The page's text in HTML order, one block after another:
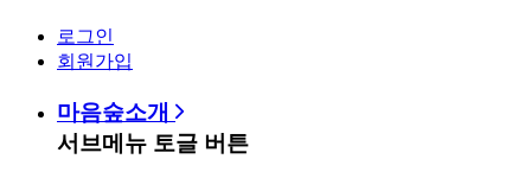
로그인
회원가입
마음숲소개
서브메뉴 토글 버튼